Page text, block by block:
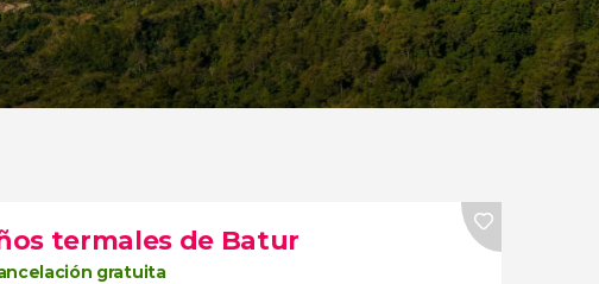
termales de Batur
gratuita